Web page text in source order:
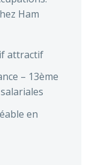
Ham
attractif
– 13ème
en